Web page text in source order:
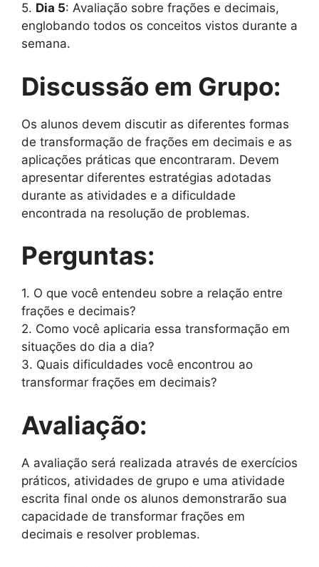
5. Dia 5: Avaliação sobre frações e decimais,
englobando todos os conceitos vistos durante a
semana.
Discussão em Grupo:
Os alunos devem discutir as diferentes formas
de transformação de frações em decimais e as
aplicações práticas que encontraram. Devem
apresentar diferentes estratégias adotadas
durante as atividades e a dificuldade
encontrada na resolução de problemas.
Perguntas:
1. O que você entendeu sobre a relação entre
frações e decimais?
2. Como você aplicaria essa transformação em
situações do dia a dia?
3. Quais dificuldades você encontrou ao
transformar frações em decimais?
Avaliação:
A avaliação será realizada através de exercícios
práticos, atividades de grupo e uma atividade
escrita final onde os alunos demonstrarão sua
capacidade de transformar frações em
decimais e resolver problemas.